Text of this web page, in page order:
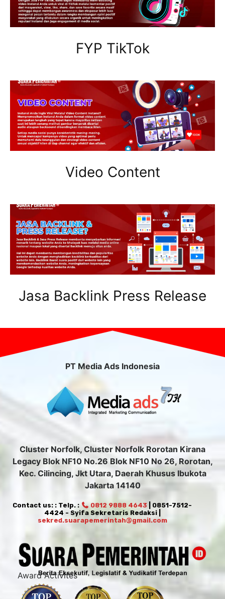
FYP TikTok
Video Content
Jasa Backlink Press Release
PT Media Ads Indonesia
Cluster Norfolk, Cluster Norfolk Rorotan Kirana
Legacy Blok NF10 No.26 Blok NF10 No 26, Rorotan,
Kec. Cilincing, Jkt Utara, Daerah Khusus Ibukota
Jakarta 14140
Contact us: : Telp. : 0812 9888 4643 | 0851-7512-
4424 - Syifa Sekretaris Redaksi |
sekred.suarapemerintah@gmail.com
Award Activites